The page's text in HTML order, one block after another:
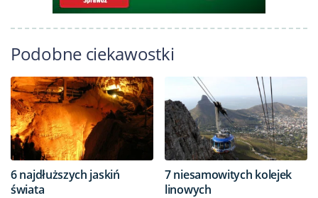
Podobne ciekawostki
6 najdłuższych jaskiń
świata
7 niesamowitych kolejek
linowych